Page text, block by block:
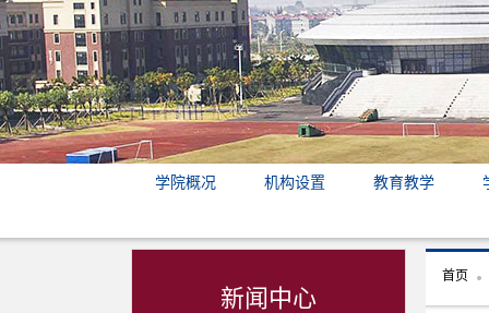
学院概况 机构设置 教育教学
新闻中心
首页